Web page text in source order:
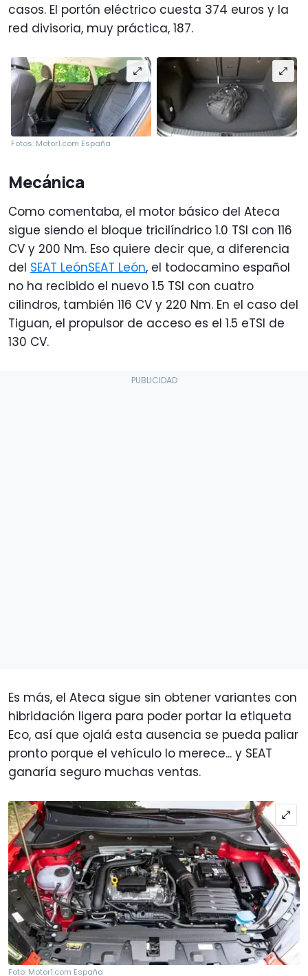
casos. El portón eléctrico cuesta 374 euros y la
red divisoria, muy práctica, 187.
Fotos: Motor1.com España
Mecánica
Como comentaba, el motor básico del Ateca
sigue siendo el bloque tricilíndrico 1.0 TSI con 116
CV y 200 Nm. Eso quiere decir que, a diferencia
del SEAT LeónSEAT León, el todocamino español
no ha recibido el nuevo 1.5 TSI con cuatro
cilindros, también 116 CV y 220 Nm. En el caso del
Tiguan, el propulsor de acceso es el 1.5 eTSI de
130 CV.
Es más, el Ateca sigue sin obtener variantes con
hibridación ligera para poder portar la etiqueta
Eco, así que ojalá esta ausencia se pueda paliar
pronto porque el vehículo lo merece... y SEAT
ganaría seguro muchas ventas.
Foto: Motor1.com España